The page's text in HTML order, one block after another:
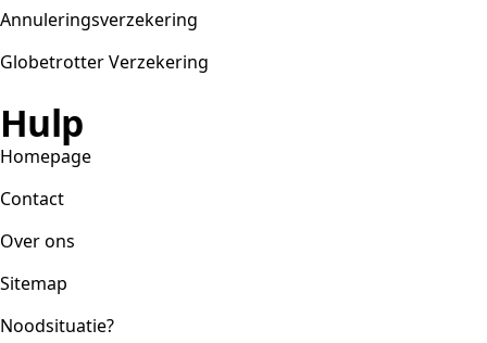
Annuleringsverzekering
Globetrotter Verzekering
Hulp
Homepage
Contact
Over ons
Sitemap
Noodsituatie?